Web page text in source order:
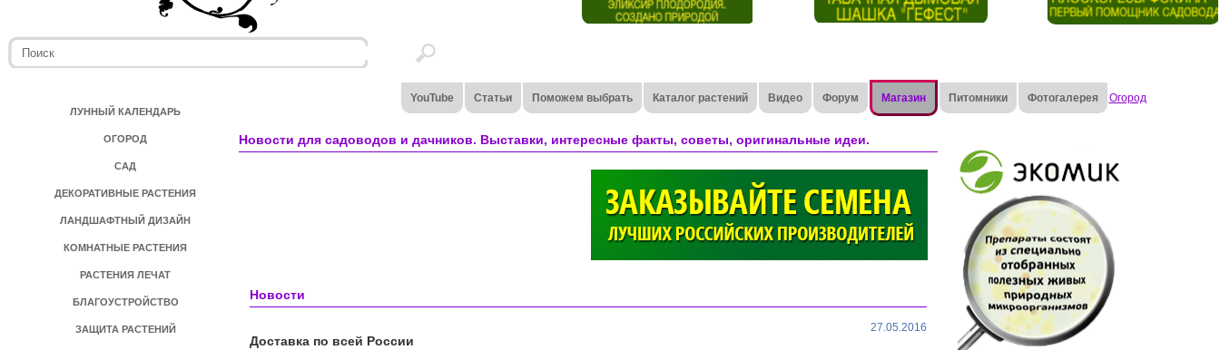
ЛУННЫЙ КАЛЕНДАРЬ
ОГОРОД
САД
ДЕКОРАТИВНЫЕ РАСТЕНИЯ
ЛАНДШАФТНЫЙ ДИЗАЙН
КОМНАТНЫЕ РАСТЕНИЯ
РАСТЕНИЯ ЛЕЧАТ
БЛАГОУСТРОЙСТВО
ЗАЩИТА РАСТЕНИЙ
YouTube Статьи Поможем выбрать Каталог растений Видео Форум Магазин Питомники Фотогалерея Огород
Новости для садоводов и дачников. Выставки, интересные факты, советы, оригинальные идеи.
Новости
27.05.2016
Доставка по всей России